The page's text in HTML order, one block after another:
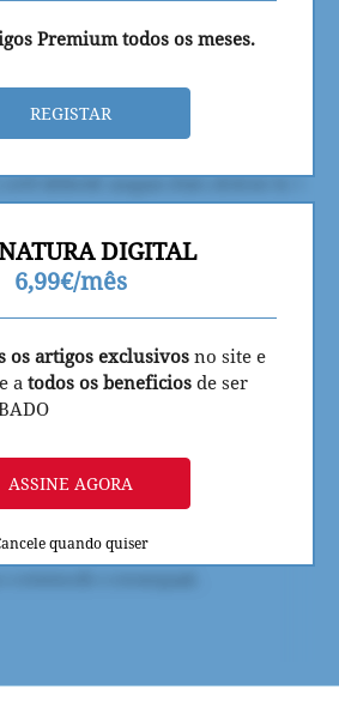
Premium todos os meses.
REGISTAR
DIGITAL
6,99€/mês
os artigos exclusivos no site e
a todos os beneficios de ser
ASSINE AGORA
quando quiser